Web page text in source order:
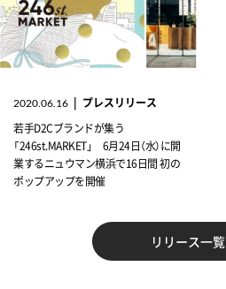
2020.06.16 | プレスリリース
若手D2Cブランドが集う
「246st.MARKET」 6月24日（水）に開
業するニュウマン横浜で16日間 初の
ポップアップを開催
リリース一覧